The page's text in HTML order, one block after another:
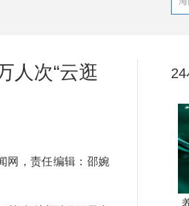
人次“云逛
网，责任编辑：邵婉